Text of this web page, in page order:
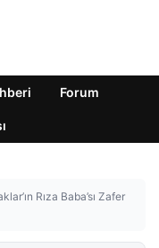
Forum
Rıza Baba’sı Zafer